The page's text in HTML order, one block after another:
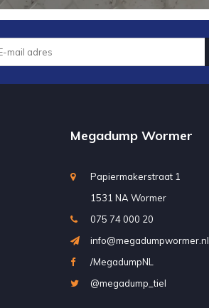
Megadump Wormer
Papiermakerstraat 1
1531 NA Wormer
075 74 000 20
info@megadumpwormer.nl
/MegadumpNL
@megadump_tiel